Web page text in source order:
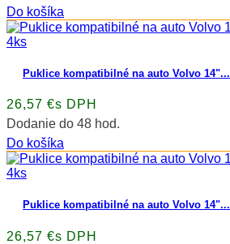
Do košíka
Puklice kompatibilné na auto Volvo 14"...
26,57 €s DPH
Dodanie do 48 hod.
Do košíka
Puklice kompatibilné na auto Volvo 14"...
26,57 €s DPH